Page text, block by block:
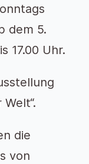
dem 5.
17.00 Uhr.
ellung
die
von